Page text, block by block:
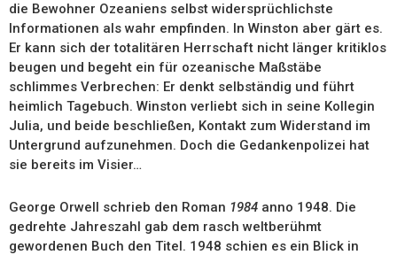
die Bewohner Ozeaniens selbst widersprüchlichste
Informationen als wahr empfinden. In Winston aber gärt es.
Er kann sich der totalitären Herrschaft nicht länger kritiklos
beugen und begeht ein für ozeanische Maßstäbe
schlimmes Verbrechen: Er denkt selbständig und führt
heimlich Tagebuch. Winston verliebt sich in seine Kollegin
Julia, und beide beschließen, Kontakt zum Widerstand im
Untergrund aufzunehmen. Doch die Gedankenpolizei hat
sie bereits im Visier…
George Orwell schrieb den Roman 1984 anno 1948. Die
gedrehte Jahreszahl gab dem rasch weltberühmt
gewordenen Buch den Titel. 1948 schien es ein Blick in